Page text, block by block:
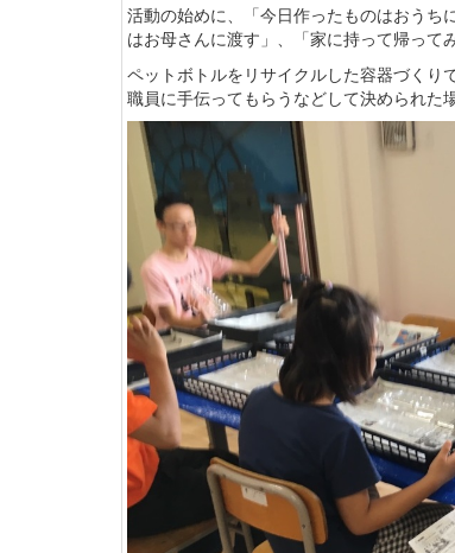
活動の始めに、「今日作ったものはおうち
はお母さんに渡す」、「家に持って帰って
ペットボトルをリサイクルした容器づくり
職員に手伝ってもらうなどして決められた